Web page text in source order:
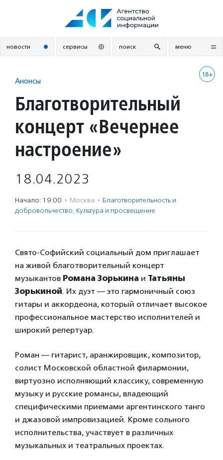
новости сервисы поиск меню
18+
Анонсы
Благотворительный
концерт «Вечернее
настроение»
18.04.2023
Начало: 19:00 · Москва · Благотвори­тель­ность и
доброволь­чест­во, Культура и просвещение
Свято-Софийский социальный дом приглашает
на живой благотворительный концерт
музыкантов Романа Зорькина и Татьяны
Зорькиной. Их дуэт — это гармоничный союз
гитары и аккордеона, который отличает высокое
профессиональное мастерство исполнителей и
широкий репертуар.
Роман — гитарист, аранжировщик, композитор,
солист Московской областной филармонии,
виртуозно исполняющий классику, современную
музыку и русские романсы, владеющий
специфическими приемами аргентинского танго
и джазовой импровизацией. Кроме сольного
исполнительства, участвует в различных
музыкальных и театральных проектах.